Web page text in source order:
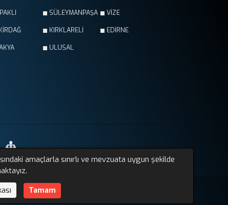
SÜLEYMANPAŞA VİZE
KIRKLARELİ EDİRNE
ULUSAL
amaçlarla sınırlı ve mevzuata uygun şekilde
Tamam